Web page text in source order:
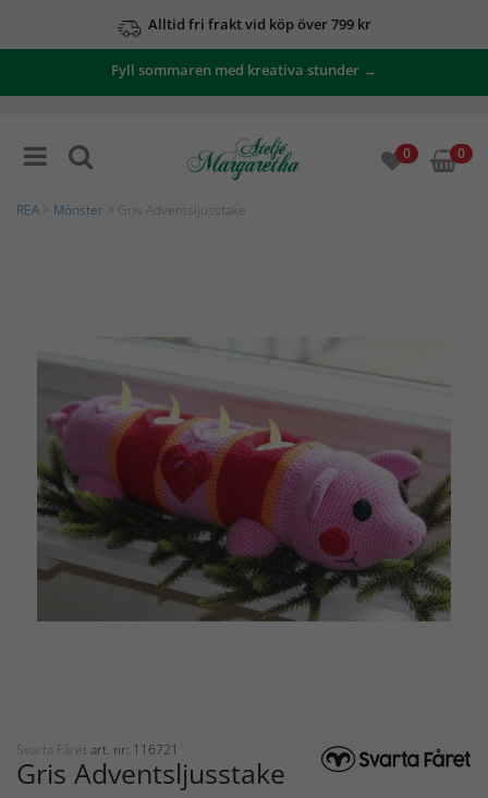
Alltid fri frakt vid köp över 799 kr
Fyll sommaren med kreativa stunder →
0 0
REA Mönster > Gris Adventsljusstake
Svarta Fåret art. nr: 116721
Gris Adventsljusstake